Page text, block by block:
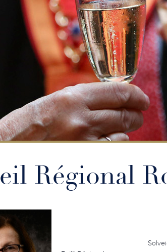
Régional